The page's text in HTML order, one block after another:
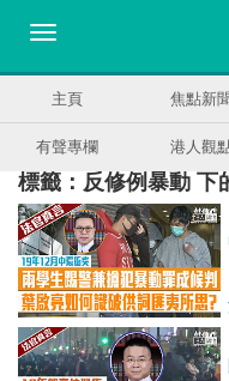
主頁 焦點新
有聲專欄 港人觀
標籤：反修例暴動 下